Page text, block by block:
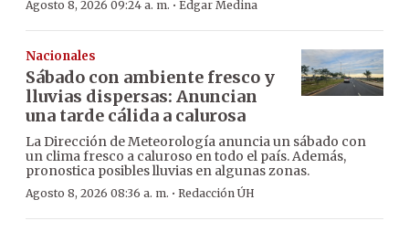
Agosto 8, 2026 09:24 a. m. · Edgar Medina
Nacionales
Sábado con ambiente fresco y
lluvias dispersas: Anuncian
una tarde cálida a calurosa
La Dirección de Meteorología anuncia un sábado con
un clima fresco a caluroso en todo el país. Además,
pronostica posibles lluvias en algunas zonas.
Agosto 8, 2026 08:36 a. m. · Redacción ÚH